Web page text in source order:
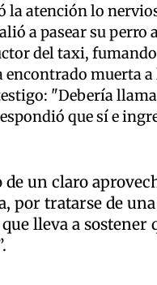
la atención lo
a pasear su perro
del taxi,
muerta a
"Debería
que sí e
de un claro
por tratarse de
lleva a sostener